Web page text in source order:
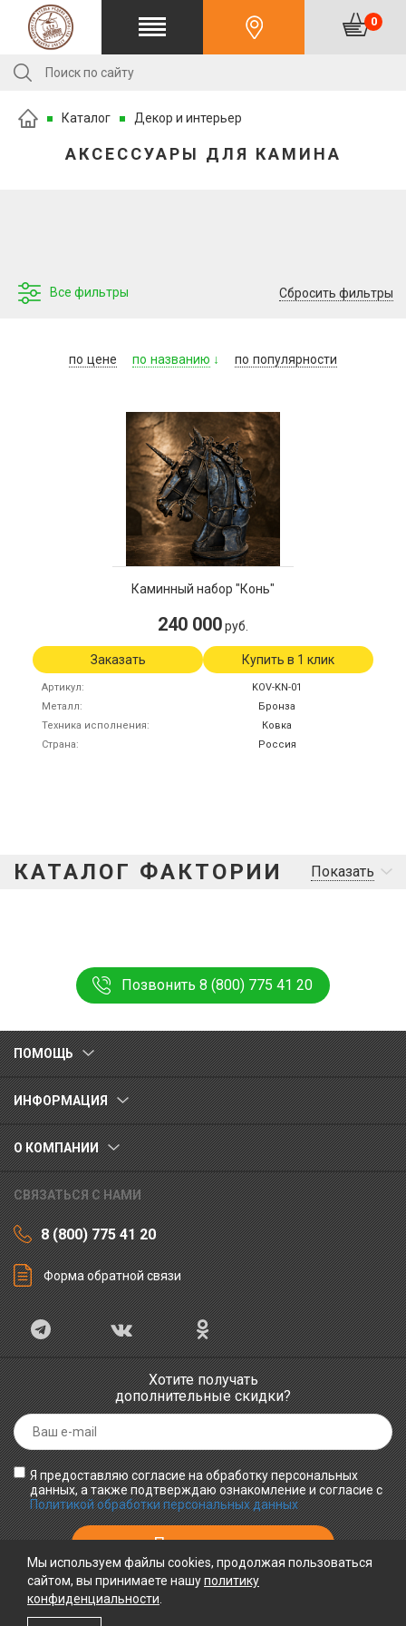
0
Каталог Декор и интерьер
АКСЕССУАРЫ ДЛЯ КАМИНА
Все фильтры Сбросить фильтры
по цене по названию по популярности
Каминный набор "Конь"
240 000руб.
Заказать Купить в 1 клик
Артикул
KOV-KN-01
Металл
Бронза
Техника исполнения
Ковка
Страна
Россия
КАТАЛОГ ФАКТОРИИ Показать
Позвонить 8 (800) 775 41 20
ПОМОЩЬ
ИНФОРМАЦИЯ
О КОМПАНИИ
СВЯЗАТЬСЯ С НАМИ
8 (800) 775 41 20
Форма обратной связи
Хотите получать
дополнительные скидки?
Я предоставляю согласие на обработку персональных
данных, а также подтверждаю ознакомление и согласие с
Политикой обработки персональных данных
ПРИНИМАЕМ К ОПЛАТЕ
Мы используем файлы cookies, продолжая пользоваться
сайтом, вы принимаете нашуполитику
конфиденциальности